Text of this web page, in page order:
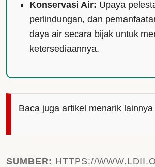
Konservasi Air: Upaya
perlindungan, dan
daya air secara bijak untuk
ketersediaannya.
Baca juga artikel menarik lainnya
SUMBER: HTTPS://